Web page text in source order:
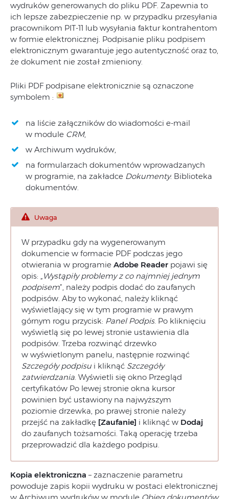
wydruków generowanych do pliku PDF. Zapewnia to
ich lepsze zabezpieczenie np. w przypadku przesyłania
pracownikom PIT-11 lub wysyłania faktur kontrahentom
w formie elektronicznej. Podpisanie pliku podpisem
elektronicznym gwarantuje jego autentyczność oraz to,
że dokument nie został zmieniony.
Pliki PDF podpisane elektronicznie są oznaczone
symbolem :
na liście załączników do wiadomości e-mail
w module CRM,
w Archiwum wydruków,
na formularzach dokumentów wprowadzanych
w programie, na zakładce Dokumenty: Biblioteka
dokumentów.
Uwaga
W przypadku gdy na wygenerowanym
dokumencie w formacie PDF podczas jego
otwierania w programie Adobe Reader pojawi się
opis: „Wystąpiły problemy z co najmniej jednym
podpisem”, należy podpis dodać do zaufanych
podpisów. Aby to wykonać, należy kliknąć
wyświetlający się w tym programie w prawym
górnym rogu przycisk: Panel Podpis. Po kliknięciu
wyświetlą się po lewej stronie ustawienia dla
podpisów. Trzeba rozwinąć drzewko
w wyświetlonym panelu, następnie rozwinąć
Szczegóły podpisu i kliknąć Szczegóły
zatwierdzania. Wyświetli się okno Przegląd
certyfikatów Po lewej stronie okna kursor
powinien być ustawiony na najwyższym
poziomie drzewka, po prawej stronie należy
przejść na zakładkę [Zaufanie] i kliknąć w Dodaj
do zaufanych tożsamości. Taką operację trzeba
przeprowadzić dla każdego podpisu.
Kopia elektroniczna – zaznaczenie parametru
powoduje zapis kopii wydruku w postaci elektronicznej